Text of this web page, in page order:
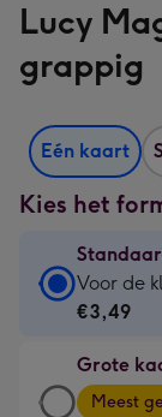
Lucy
grappig
Eén kaart
Kies het
kaart
€3,49
-
Voor de
€3,49
Grote
Grote
Meest